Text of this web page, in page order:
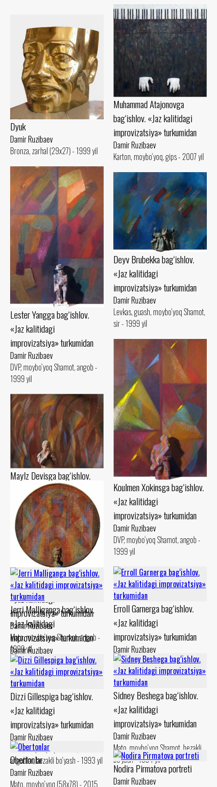
Muhammad Atajonovga
bag‘ishlov. «Jaz kalitidagi
improvizatsiya» turkumidan
Damir Ruzibaev
Karton, moybo‘yoq, gips - 2007 yil
Dyuk
Damir Ruzibaev
Bronza, zarhal (29x27) - 1999 yil
Lester Yangga bag‘ishlov.
«Jaz kalitidagi
improvizatsiya» turkumidan
Damir Ruzibaev
DVP, moybo‘yoq Shamot, angob -
1999 yil
Deyv Brubekka bag‘ishlov.
«Jaz kalitidagi
improvizatsiya» turkumidan
Damir Ruzibaev
Levkas, guash, moybo‘yoq Shamot,
sir - 1999 yil
Koulmen Xokinsga bag‘ishlov.
«Jaz kalitidagi
improvizatsiya» turkumidan
Damir Ruzibaev
DVP, moybo‘yoq Shamot, angob -
1999 yil
Maylz Devisga bag‘ishlov.
«Jaz kalitidagi
improvizatsiya» turkumidan
Damir Ruzibaev
Karton, pastel Shamot, guash -
1990 yil
Billi Holidayga bag‘ishlov.
«Jaz kalitidagi
improvizatsiya» turkumidan
Damir Ruzibaev
Mato, moybo‘yoq Shamot, angob -
1999 yil
Erroll Garnerga bag‘ishlov.
«Jaz kalitidagi
improvizatsiya» turkumidan
Damir Ruzibaev
Mato, moybo‘yoq Shamot, angob -
1994 yil
Jerri Malliganga bag‘ishlov.
«Jaz kalitidagi
improvizatsiya» turkumidan
Damir Ruzibaev
Karton, levkas Shamot, angob -
1994 yil
Sidney Beshega bag‘ishlov.
«Jaz kalitidagi
improvizatsiya» turkumidan
Damir Ruzibaev
Mato, moybo‘yoq Shamot, bezakli
bo‘yash - 1994 yil
Dizzi Gillespiga bag‘ishlov.
«Jaz kalitidagi
improvizatsiya» turkumidan
Damir Ruzibaev
Mato, moybo‘yoq Shamot,
angoblar, bezakli bo‘yash - 1993 yil
Obertonlar
Damir Ruzibaev
Mato, moybo‘yoq (58x78) - 2015
Nodira Pirmatova portreti
Damir Ruzibaev